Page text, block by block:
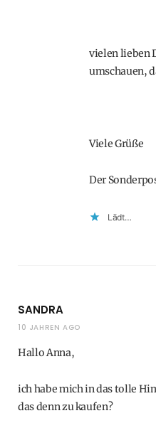
vielen lieben
umschauen,
Viele Grüße
Der
Lädt…
SANDRA
10 JAHREN AGO
Hallo Anna,
ich habe mich in das tolle
das denn zu kaufen?